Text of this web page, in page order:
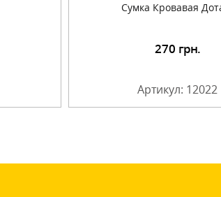
Сумка Кровавая
270 грн.
Артикул: 12022
Подробнее